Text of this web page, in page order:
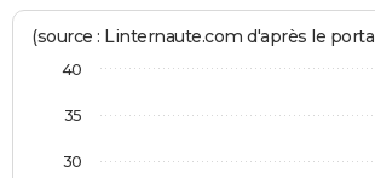
FORUM
Bricolage
Lifestyle
Culture
Television
Voyage
Cinema
(source : Linternaute.com d'après le
30
35
40